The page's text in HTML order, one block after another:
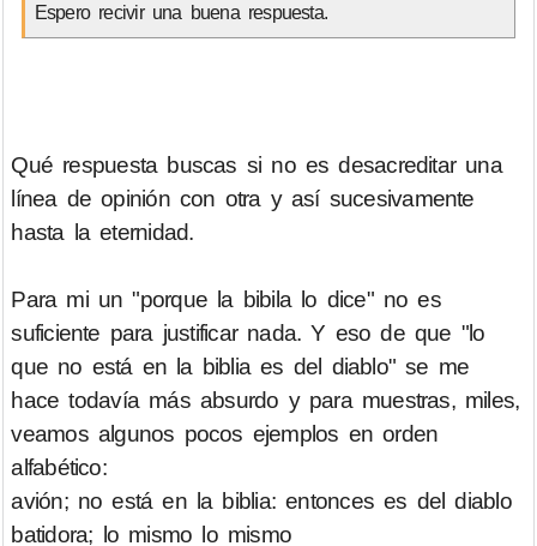
Espero recivir una buena respuesta.
Qué respuesta buscas si no es desacreditar una
línea de opinión con otra y así sucesivamente
hasta la eternidad.
Para mi un "porque la bibila lo dice" no es
suficiente para justificar nada. Y eso de que "lo
que no está en la biblia es del diablo" se me
hace todavía más absurdo y para muestras, miles,
veamos algunos pocos ejemplos en orden
alfabético:
avión; no está en la biblia: entonces es del diablo
batidora; lo mismo lo mismo